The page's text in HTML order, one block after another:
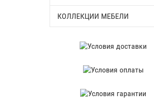
КОЛЛЕКЦИИ МЕБЕЛИ